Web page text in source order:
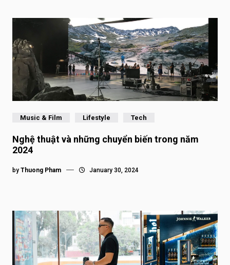
Music & Film Lifestyle Tech
Nghệ thuật và những chuyển biến trong năm
2024
by Thuong Pham January 30, 2024